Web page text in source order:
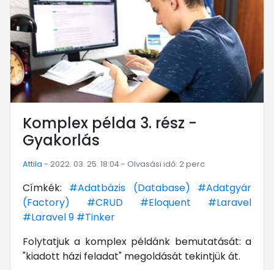
Komplex példa 3. rész -
Gyakorlás
Attila - 2022. 03. 25. 18:04 - Olvasási idő: 2 perc
Címkék: #Adatbázis (Database)
#Adatgyár
(Factory)
#CRUD #Eloquent
#Laravel
#Laravel 9 #Tinker
Folytatjuk a komplex példánk bemutatását: a
"kiadott házi feladat" megoldását tekintjük át.